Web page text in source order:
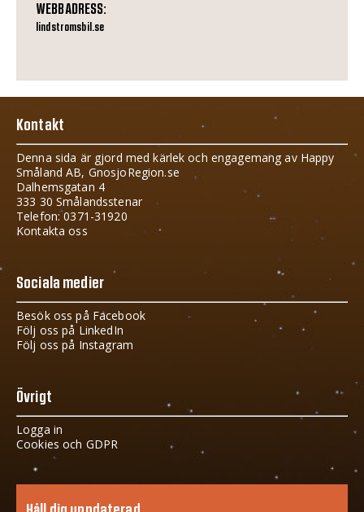
WEBBADRESS:
lindstromsbil.se
Kontakt
Denna sida är gjord med kärlek och engagemang av Happy
Småland AB, GnosjoRegion.se
Dalhemsgatan 4
333 30 Smålandsstenar
Telefon: 0371-31920
Kontakta oss
Sociala medier
Besök oss på Facebook
Följ oss på LinkedIn
Följ oss på Instagram
Övrigt
Logga in
Cookies och GDPR